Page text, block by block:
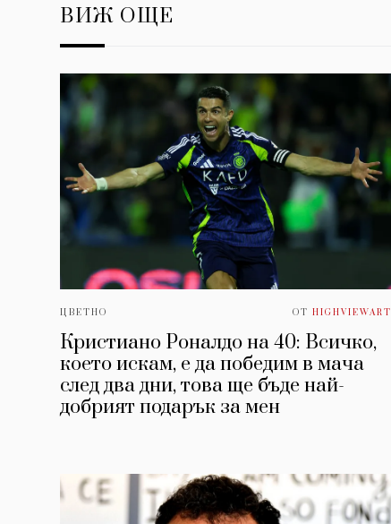
ВИЖ ОЩЕ
ЦВЕТНО ОТHIGHVIEWART
Кристиано Роналдо на 40: Всичко,
което искам, е да победим в мача
след два дни, това ще бъде най-
добрият подарък за мен